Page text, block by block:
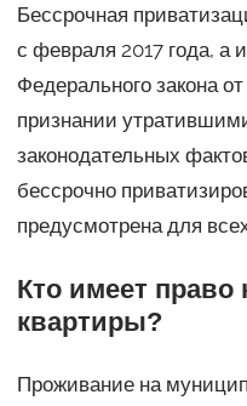
Бессрочная
с февраля 2017 года, а
Федерального закона
признании
законодательных
бессрочно
предусмотрена для
Кто имеет
квартиры?
Проживание на